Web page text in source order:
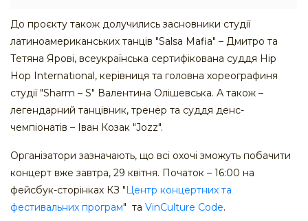
До проєкту також долучились засновники студії
латиноамериканських танців "Salsa Mafia" – Дмитро та
Тетяна Ярові, всеукраїнська сертифікована суддя Hip
Hop International, керівниця та головна хореографиня
студії "Sharm – S" Валентина Олішевська. А також –
легендарний танцівник, тренер та суддя денс-
чемпіонатів – Іван Козак "Jozz".
Організатори зазначають, що всі охочі зможуть побачити
концерт вже завтра, 29 квітня. Початок – 16:00 на
фейсбук-сторінках КЗ "Центр концертних та
фестивальних програм" та VinCulture Code.